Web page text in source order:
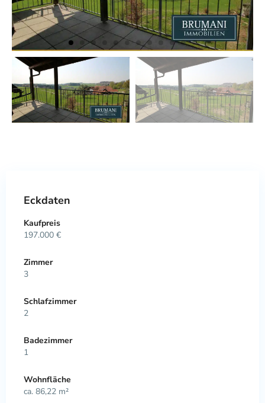
Eckdaten
Kaufpreis
197.000 €
Zimmer
3
Schlafzimmer
2
Badezimmer
1
Wohnfläche
ca. 86,22 m²